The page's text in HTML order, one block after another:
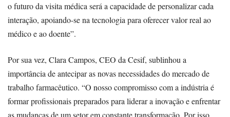
o futuro da visita médica será a capacidade de personalizar cada
interação, apoiando-se na tecnologia para oferecer valor real ao
médico e ao doente”.
Por sua vez, Clara Campos, CEO da Cesif, sublinhou a
importância de antecipar as novas necessidades do mercado de
trabalho farmacêutico. “O nosso compromisso com a indústria é
formar profissionais preparados para liderar a inovação e enfrentar
as mudanças de um setor em constante transformação. Por isso,